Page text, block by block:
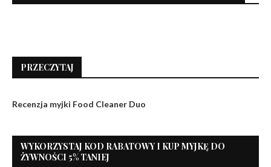
PRZECZYTAJ
Recenzja myjki Food Cleaner Duo
WYKORZYSTAJ KOD RABATOWY I KUP MYJKĘ DO
ŻYWNOŚCI 5% TANIEJ